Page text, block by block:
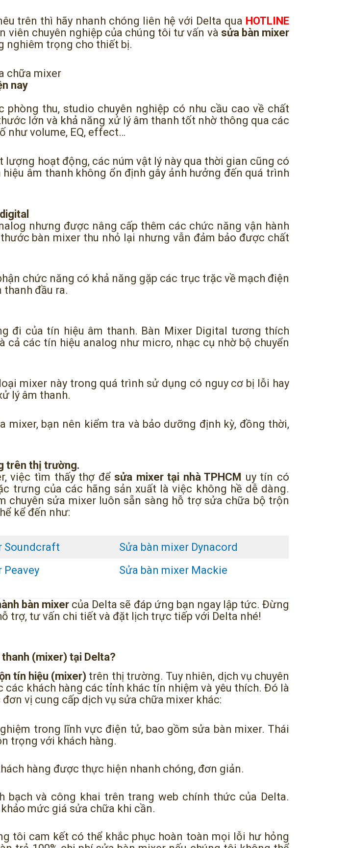
trên thì hãy nhanh chóng liên hệ với Delta qua HOTLINE
viên chuyên nghiệp của chúng tôi tư vấn và sửa bàn mixer
nghiêm trọng cho thiết bị.
nay
thu, studio chuyên nghiệp có nhu cầu cao về chất
lớn và khả năng xử lý âm thanh tốt nhờ thông qua các
như volume, EQ, effect…
hoạt động, các núm vật lý này qua thời gian cũng có
âm thanh không ổn định gây ảnh hưởng đến quá trình
nhưng được nâng cấp thêm các chức năng vận hành
bàn mixer thu nhỏ lại nhưng vẫn đảm bảo được chất
chức năng có khả năng gặp các trục trặc về mạch điện
thanh đầu ra.
đi của tín hiệu âm thanh. Bàn Mixer Digital tương thích
các tín hiệu analog như micro, nhạc cụ nhờ bộ chuyển
mixer này trong quá trình sử dụng có nguy cơ bị lỗi hay
lý âm thanh.
mixer, bạn nên kiểm tra và bảo dưỡng định kỳ, đồng thời,
trên thị trường.
việc tìm thấy thợ để sửa mixer tại nhà TPHCM uy tín có
trưng của các hãng sản xuất là việc không hề dễ dàng.
chuyên sửa mixer luôn sẵn sàng hỗ trợ sửa chữa bộ trộn
kể đến như:
Soundcraft
Sửa bàn mixer Dynacord
Peavey Sửa bàn mixer Mackie
bàn mixer của Delta sẽ đáp ứng bạn ngay lập tức. Đừng
trợ, tư vấn chi tiết và đặt lịch trực tiếp với Delta nhé!
(mixer) tại Delta?
tín hiệu (mixer) trên thị trường. Tuy nhiên, dịch vụ chuyên
các khách hàng các tỉnh khác tín nhiệm và yêu thích. Đó là
vị cung cấp dịch vụ sửa chữa mixer khác:
trong lĩnh vực điện tử, bao gồm sửa bàn mixer. Thái
trọng với khách hàng.
hàng được thực hiện nhanh chóng, đơn giản.
bạch và công khai trên trang web chính thức của Delta.
mức giá sửa chữa khi cần.
tôi cam kết có thể khắc phục hoàn toàn mọi lỗi hư hỏng